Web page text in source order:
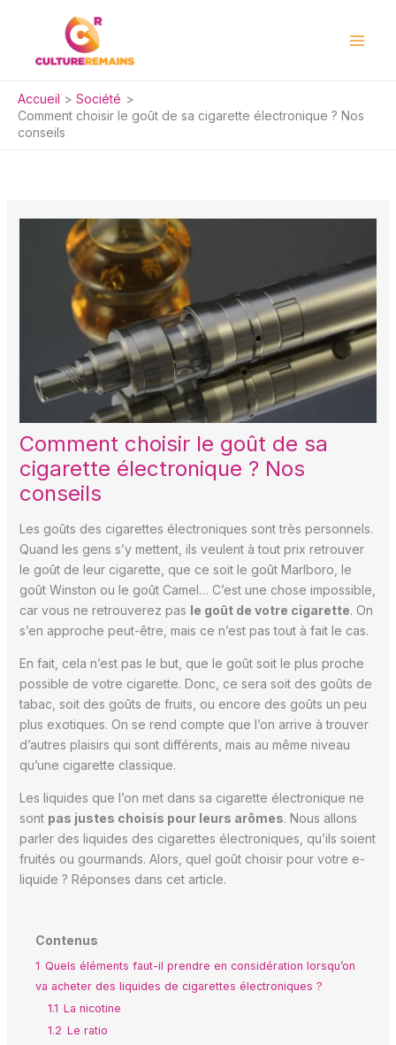
Accueil
Société
Comment choisir le goût de sa cigarette électronique ? Nos
conseils
Comment choisir le goût de sa
cigarette électronique ? Nos
conseils
Les goûts des cigarettes électroniques sont très personnels.
Quand les gens s’y mettent, ils veulent à tout prix retrouver
le goût de leur cigarette, que ce soit le goût Marlboro, le
goût Winston ou le goût Camel… C’est une chose impossible,
car vous ne retrouverez pas le goût de votre cigarette. On
s’en approche peut-être, mais ce n’est pas tout à fait le cas.
En fait, cela n’est pas le but, que le goût soit le plus proche
possible de votre cigarette. Donc, ce sera soit des goûts de
tabac, soit des goûts de fruits, ou encore des goûts un peu
plus exotiques. On se rend compte que l’on arrive à trouver
d’autres plaisirs qui sont différents, mais au même niveau
qu’une cigarette classique.
Les liquides que l’on met dans sa cigarette électronique ne
sont pas justes choisis pour leurs arômes. Nous allons
parler des liquides des cigarettes électroniques, qu’ils soient
fruités ou gourmands. Alors, quel goût choisir pour votre e-
liquide ? Réponses dans cet article.
Contenus
1 Quels éléments faut-il prendre en considération lorsqu’on
va acheter des liquides de cigarettes électroniques ?
1.1 La nicotine
1.2 Le ratio